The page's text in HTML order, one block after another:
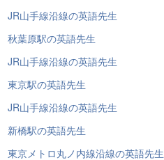
JR山手線沿線の英語先生
秋葉原駅の英語先生
JR山手線沿線の英語先生
東京駅の英語先生
JR山手線沿線の英語先生
新橋駅の英語先生
東京メトロ丸ノ内線沿線の英語先生